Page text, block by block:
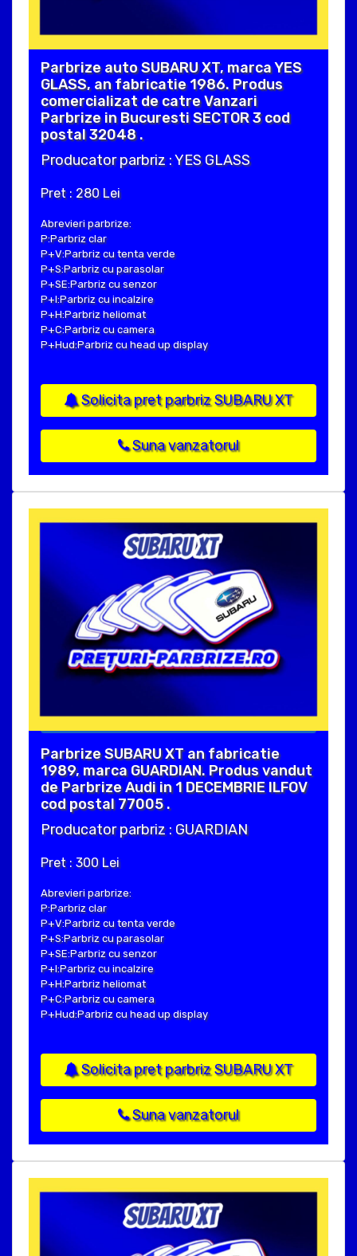
Parbrize auto SUBARU XT, marca YES
GLASS, an fabricatie 1986. Produs
comercializat de catre Vanzari
Parbrize in Bucuresti SECTOR 3 cod
postal 32048 .
Producator parbriz : YES GLASS
Pret : 280 Lei
Abrevieri parbrize:
P:Parbriz clar
P+V:Parbriz cu tenta verde
P+S:Parbriz cu parasolar
P+SE:Parbriz cu senzor
P+I:Parbriz cu incalzire
P+H:Parbriz heliomat
P+C:Parbriz cu camera
P+Hud:Parbriz cu head up display
Solicita pret parbriz SUBARU XT
Suna vanzatorul
Parbrize SUBARU XT an fabricatie
1989, marca GUARDIAN. Produs vandut
de Parbrize Audi in 1 DECEMBRIE ILFOV
cod postal 77005 .
Producator parbriz : GUARDIAN
Pret : 300 Lei
Abrevieri parbrize:
P:Parbriz clar
P+V:Parbriz cu tenta verde
P+S:Parbriz cu parasolar
P+SE:Parbriz cu senzor
P+I:Parbriz cu incalzire
P+H:Parbriz heliomat
P+C:Parbriz cu camera
P+Hud:Parbriz cu head up display
Solicita pret parbriz SUBARU XT
Suna vanzatorul